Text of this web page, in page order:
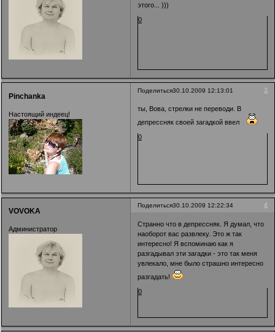
этого... )))
0
Поделиться 3
30.10.2009 12:13:01
Pinchanka
Настоящий индеец!
ты, Вова, стрелки не переводи. В
депрессняк своей загадкой ввел
0
Поделиться 4
30.10.2009 12:22:34
VOVOKA
Администратор
Странно что в депрессняк. Я думал, что
наоборот вас развлеку. Это ж так
интересно! Я вспоминаю как я
разгадывал эти загадки - это так меня
увлекало, мне было страшно интересно
разгадать!
0